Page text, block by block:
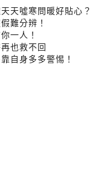
天噓寒問暖好貼心？
難分辨！
一人！
也救不回
自身多多警惕！